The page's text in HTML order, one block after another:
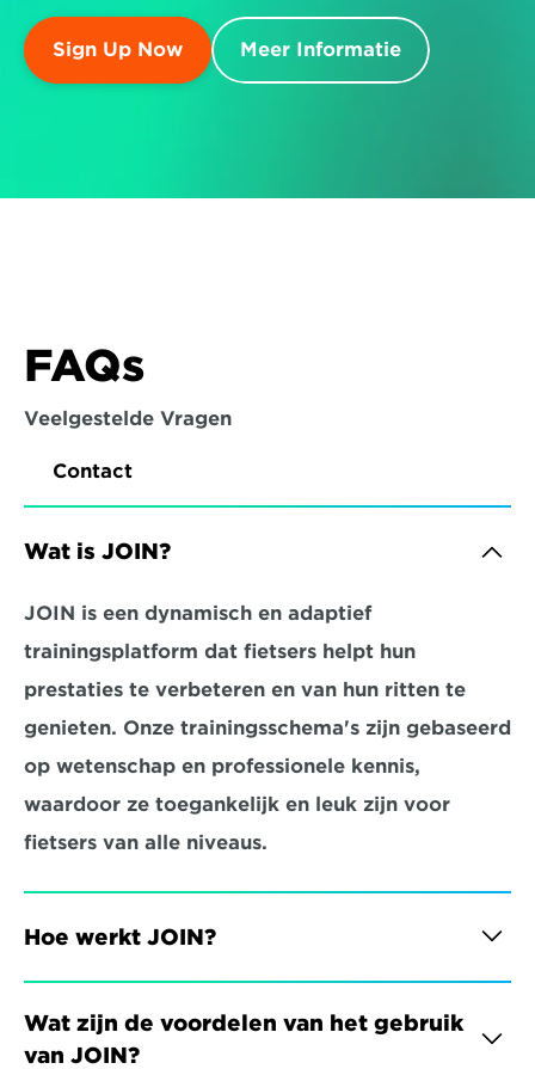
Sign Up Now Meer Informatie
FAQs
Veelgestelde Vragen
Contact
Wat is JOIN?
JOIN is een dynamisch en adaptief
trainingsplatform dat fietsers helpt hun
prestaties te verbeteren en van hun ritten te
genieten. Onze trainingsschema's zijn gebaseerd
op wetenschap en professionele kennis,
waardoor ze toegankelijk en leuk zijn voor
fietsers van alle niveaus.
Hoe werkt JOIN?
Wat zijn de voordelen van het gebruik
van JOIN?